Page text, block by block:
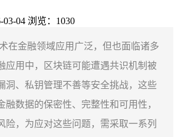
03-04 浏览：1030
在金融领域应用广泛，但也面临诸多
应用中，区块链可能遭遇共识机制被
洞、私钥管理不善等安全挑战，这些
融数据的保密性、完整性和可用性，
险，为应对这些问题，需采取一系列